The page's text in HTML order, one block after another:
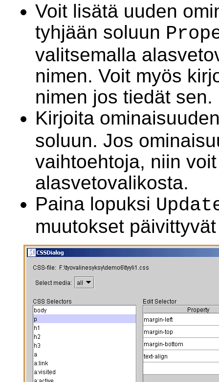
Voit lisätä uuden
tyhjään soluun
valitsemalla
nimen. Voit myös
nimen jos tiedät sen.
Kirjoita
soluun. Jos
vaihtoehtoja, niin
alasvetovalikosta.
Paina lopuksi
muutokset